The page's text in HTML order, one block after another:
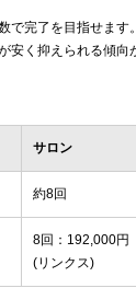
で完了を目指せます。
く抑えられる傾向
サロン
約8回
8回：192,000円
(リンクス)